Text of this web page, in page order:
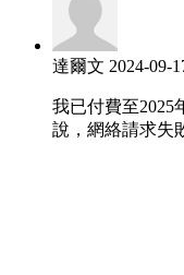
達爾文 2024-09-
我已付費至2025
說，網絡請求失